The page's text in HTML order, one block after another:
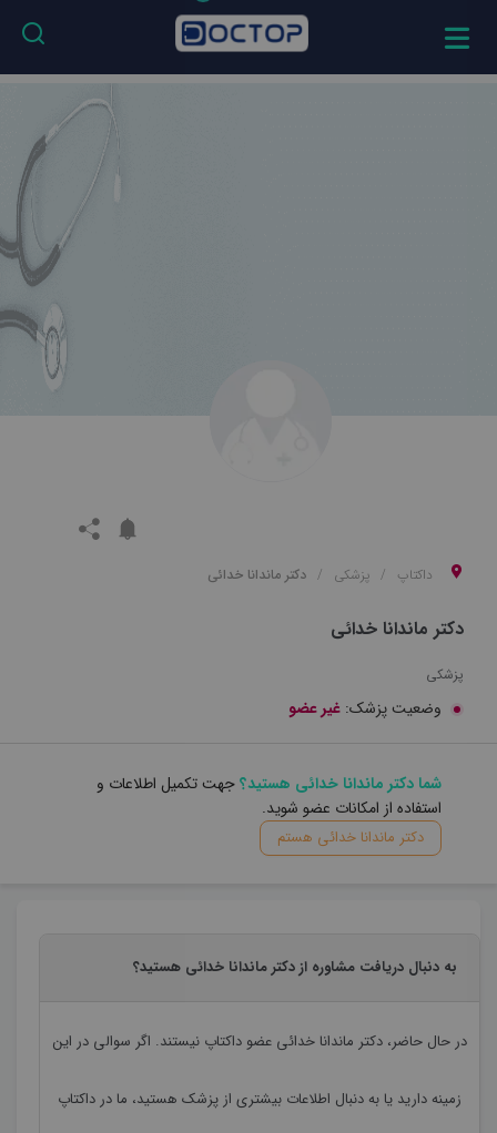
داکتاپ پزشکی دکتر ماندانا خدائی
دکتر ماندانا خدائی
پزشکی
وضعیت پزشک: غیر عضو
شما دکتر ماندانا خدائی هستید؟جهت تکمیل اطلاعات و
استفاده از امکانات عضو شوید.
دکتر ماندانا خدائی هستم
به دنبال دریافت مشاوره از دکتر ماندانا خدائی هستید؟
در حال حاضر،دکتر ماندانا خدائی عضو داکتاپ نیستند. اگر سوالی در این
زمینه دارید یا به دنبال اطلاعات بیشتری از پزشک هستید، ما در داکتاپ